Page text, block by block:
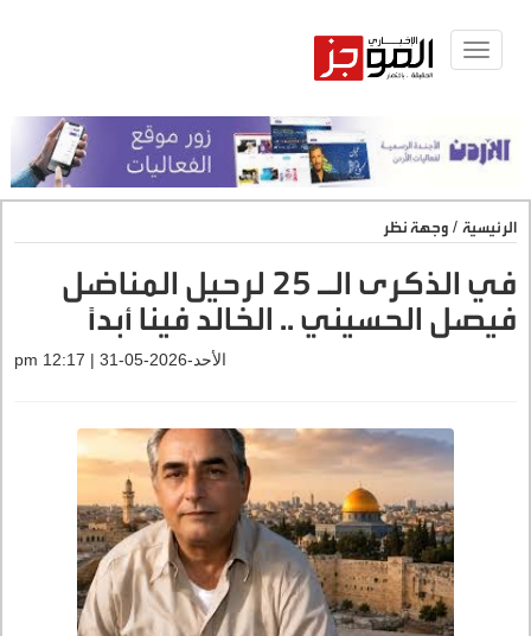
Toggle
الرئيسية / وجهة نظر
في الذكرى الـ 25 لرحيل المناضل
فيصل الحسيني .. الخالد فينا أبداً
الأحد-2026-05-31 | 12:17 pm